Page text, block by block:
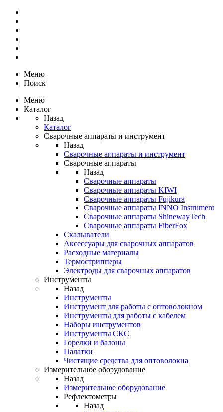
Меню
Поиск
Меню
Каталог
Назад
Каталог
Сварочные аппараты и инструмент
Назад
Сварочные аппараты и инструмент
Сварочные аппараты
Назад
Сварочные аппараты
Сварочные аппараты KIWI
Сварочные аппараты Fujikura
Сварочные аппараты INNO Instrument
Сварочные аппараты ShinewayTech
Cварочные аппараты FiberFox
Скалыватели
Аксессуары для сварочных аппаратов
Расходные материалы
Термострипперы
Электроды для сварочных аппаратов
Инструменты
Назад
Инструменты
Инструмент для работы с оптоволокном
Инструменты для работы с кабелем
Наборы инструментов
Инструменты СКС
Горелки и балоны
Палатки
Чистящие средства для оптоволокна
Измерительное оборудование
Назад
Измерительное оборудование
Рефлектометры
Назад